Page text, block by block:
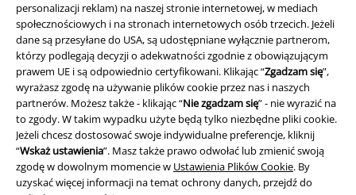
personalizacji reklam) na naszej stronie internetowej, w mediach
społecznościowych i na stronach internetowych osób trzecich. Jeżeli
dane są przesyłane do USA, są udostępniane wyłącznie partnerom,
którzy podlegają decyzji o adekwatności zgodnie z obowiązującym
prawem UE i są odpowiednio certyfikowani. Klikając “Zgadzam się”,
wyrażasz zgodę na używanie plików cookie przez nas i naszych
partnerów. Możesz także - klikając “Nie zgadzam się” - nie wyrazić na
to zgody. W takim wypadku użyte będą tylko niezbędne pliki cookie.
Jeżeli chcesz dostosować swoje indywidualne preferencje, kliknij
“Wskaż ustawienia”. Masz także prawo odwołać lub zmienić swoją
zgodę w dowolnym momencie w Ustawienia Plików Cookie. By
uzyskać więcej informacji na temat ochrony danych, przejdź do
Informacje prawne
Regulamin
Dane firmy
Polityka prywatności
Unieszkodliwianie odpadów i ochrona środowiska
Deklaracja Zgodności